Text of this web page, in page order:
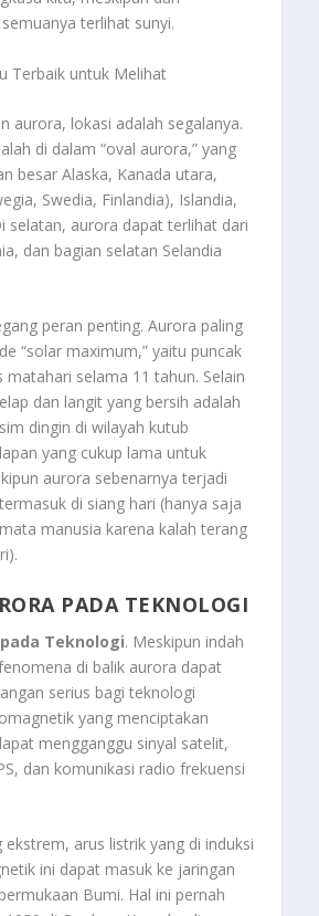
terlihat sunyi.
Terbaik untuk Melihat
aurora, lokasi adalah segalanya.
di dalam “oval aurora,” yang
besar Alaska, Kanada utara,
Swedia, Finlandia), Islandia,
selatan, aurora dapat terlihat dari
dan bagian selatan Selandia
peran penting. Aurora paling
“solar maximum,” yaitu puncak
matahari selama 11 tahun. Selain
dan langit yang bersih adalah
dingin di wilayah kutub
yang cukup lama untuk
aurora sebenarnya terjadi
di siang hari (hanya saja
manusia karena kalah terang
PADA TEKNOLOGI
Teknologi. Meskipun indah
di balik aurora dapat
serius bagi teknologi
yang menciptakan
mengganggu sinyal satelit,
dan komunikasi radio frekuensi
ekstrem, arus listrik yang di induksi
ini dapat masuk ke jaringan
Bumi. Hal ini pernah